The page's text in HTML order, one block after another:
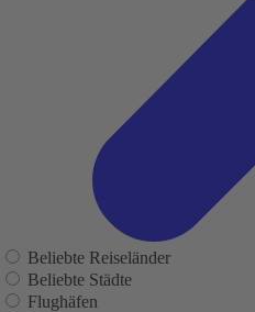
Beliebte Reiseländer
Beliebte Städte
Flughäfen